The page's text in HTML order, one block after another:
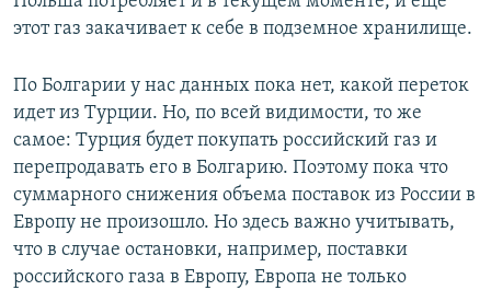
этот газ закачивает к себе в подземное хранилище.
По Болгарии у нас данных пока нет, какой переток
идет из Турции. Но, по всей видимости, то же
самое: Турция будет покупать российский газ и
перепродавать его в Болгарию. Поэтому пока что
суммарного снижения объема поставок из России в
Европу не произошло. Но здесь важно учитывать,
что в случае остановки, например, поставки
российского газа в Европу, Европа не только